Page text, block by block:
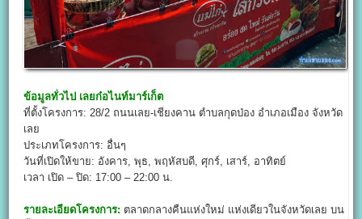
ข้อมูลทั่วไป เลยก๋อไนท์มาร์เก็ต
ที่ตั้งโครงการ: 28/2 ถนนเลย-เชียงคาน ตำบลกุดป่อง อำเภอเมือง จังหวัด
เลย
ประเภทโครงการ: อื่นๆ
วันที่เปิดให้ขาย: อังคาร, พุธ, พฤหัสบดี, ศุกร์, เสาร์, อาทิตย์
เวลา เปิด – ปิด: 17:00 – 22:00 น.
รายละเอียดโครงการ: ตลาดกลางคืนแห่งใหม่ แห่งเดียวในจังหวัดเลย บน